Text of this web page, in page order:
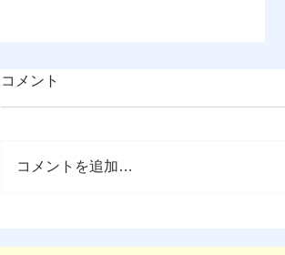
ャーナル』原稿募集のお知ら
コメント
コメントを追加…